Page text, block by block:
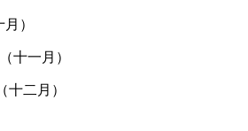
）
十一月）
十二月）